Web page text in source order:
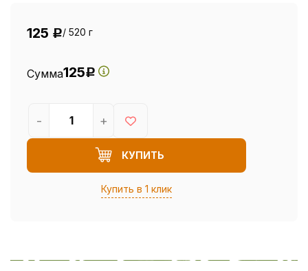
125 Р/ 520 г
Сумма125Р
КУПИТЬ
Купить в 1 клик
- +